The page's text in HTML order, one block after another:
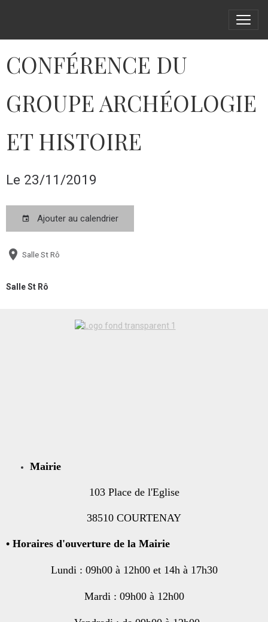
CONFÉRENCE DU
GROUPE ARCHÉOLOGIE
ET HISTOIRE
Le 23/11/2019
Ajouter au calendrier
Salle St Rô
Salle St Rô
Mairie
103 Place de l'Eglise
38510 COURTENAY
• Horaires d'ouverture de la Mairie
Lundi : 09h00 à 12h00 et 14h à 17h30
Mardi : 09h00 à 12h00